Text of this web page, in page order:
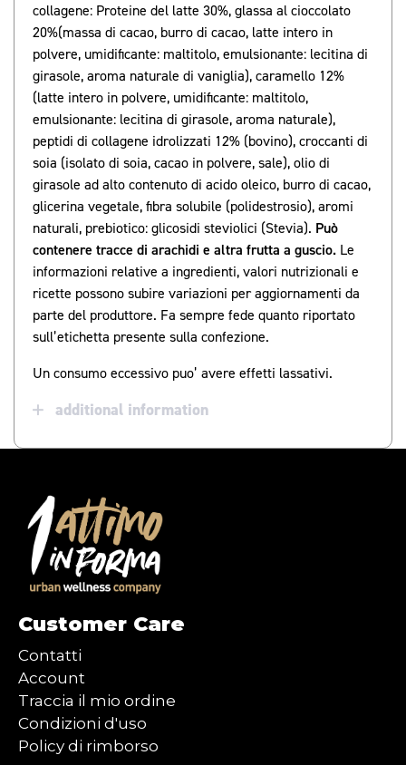
collagene: Proteine del latte 30%, glassa al cioccolato
20%(massa di cacao, burro di cacao, latte intero in
polvere, umidificante: maltitolo, emulsionante: lecitina di
girasole, aroma naturale di vaniglia), caramello 12%
(latte intero in polvere, umidificante: maltitolo,
emulsionante: lecitina di girasole, aroma naturale),
peptidi di collagene idrolizzati 12% (bovino), croccanti di
soia (isolato di soia, cacao in polvere, sale), olio di
girasole ad alto contenuto di acido oleico, burro di cacao,
glicerina vegetale, fibra solubile (polidestrosio), aromi
naturali, prebiotico: glicosidi steviolici (Stevia). Può
contenere tracce di arachidi e altra frutta a guscio. Le
informazioni relative a ingredienti, valori nutrizionali e
ricette possono subire variazioni per aggiornamenti da
parte del produttore. Fa sempre fede quanto riportato
sull’etichetta presente sulla confezione.
Un consumo eccessivo puo’ avere effetti lassativi.
additional information
Customer Care
Contatti
Account
Traccia il mio ordine
Condizioni d'uso
Policy di rimborso